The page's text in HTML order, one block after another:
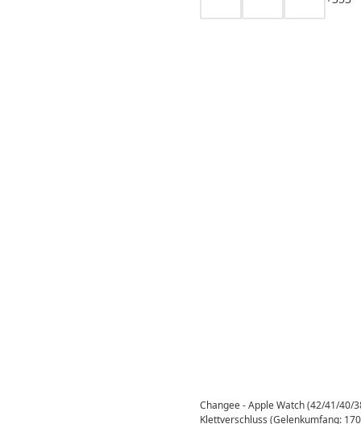
Changee - Apple Watch (42/41/40/
Klettverschluss (Gelenkumfang: